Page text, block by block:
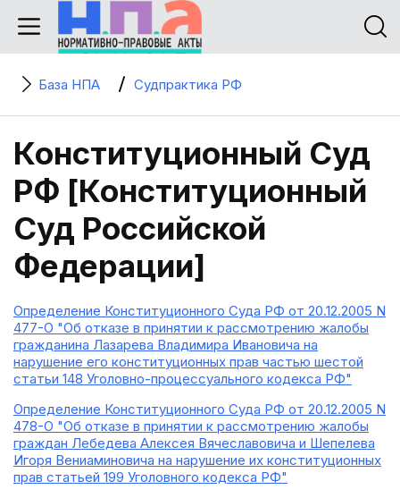
База НПА Судпрактика РФ
Конституционный Суд
РФ [Конституционный
Суд Российской
Федерации]
Определение Конституционного Суда РФ от 20.12.2005 N
477-О "Об отказе в принятии к рассмотрению жалобы
гражданина Лазарева Владимира Ивановича на
нарушение его конституционных прав частью шестой
статьи 148 Уголовно-процессуального кодекса РФ"
Определение Конституционного Суда РФ от 20.12.2005 N
478-О "Об отказе в принятии к рассмотрению жалобы
граждан Лебедева Алексея Вячеславовича и Шепелева
Игоря Вениаминовича на нарушение их конституционных
прав статьей 199 Уголовного кодекса РФ"